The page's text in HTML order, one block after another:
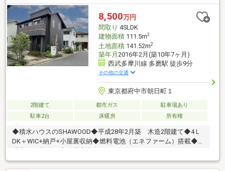
感謝される住まい探しをご一緒に。先ずはお客様の「夢」や「理
想」をお聞かせ下さい。ご条件など何も決まっていなくても大丈
夫です。「行って良かった！会って良かった！」と、思って頂け
ますようスタッフ一同、夢に！人に！住まいに本気です！！
8,500万円
間取り 4SLDK
建物面積111.5m2
土地面積141.52m2
築年月 2016年2月(築10年7ヶ月)
西武多摩川線 多磨駅 徒歩9分
その他の交通
東京都府中市朝日町１
2階建て 都市ガス
駐車場あり
駐車2台
床暖房 所有権
◆積水ハウスのSHAWOOD◆平成28年2月築 木造2階建て◆4Ｌ
DK＋WIC+納戸+小屋裏収納◆燃料電池（エネファーム）搭載◆床